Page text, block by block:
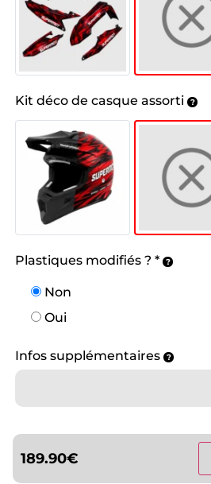
Kit déco de casque assorti
Plastiques modifiés ? *
Non
Oui
Infos supplémentaires
189.90€